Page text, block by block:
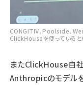
CONGITIV、Poolside、
ClickHouseを使っている
またClickHouse自
Anthropicのモデル